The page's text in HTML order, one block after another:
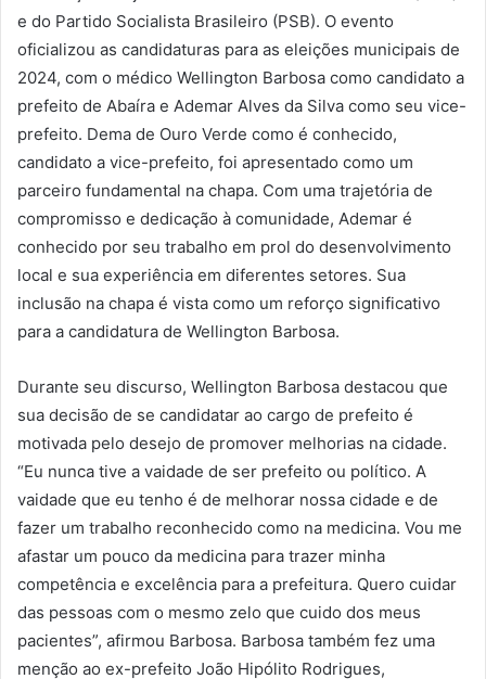
e do Partido Socialista Brasileiro (PSB). O evento
oficializou as candidaturas para as eleições municipais de
2024, com o médico Wellington Barbosa como candidato a
prefeito de Abaíra e Ademar Alves da Silva como seu vice-
prefeito. Dema de Ouro Verde como é conhecido,
candidato a vice-prefeito, foi apresentado como um
parceiro fundamental na chapa. Com uma trajetória de
compromisso e dedicação à comunidade, Ademar é
conhecido por seu trabalho em prol do desenvolvimento
local e sua experiência em diferentes setores. Sua
inclusão na chapa é vista como um reforço significativo
para a candidatura de Wellington Barbosa.
Durante seu discurso, Wellington Barbosa destacou que
sua decisão de se candidatar ao cargo de prefeito é
motivada pelo desejo de promover melhorias na cidade.
“Eu nunca tive a vaidade de ser prefeito ou político. A
vaidade que eu tenho é de melhorar nossa cidade e de
fazer um trabalho reconhecido como na medicina. Vou me
afastar um pouco da medicina para trazer minha
competência e excelência para a prefeitura. Quero cuidar
das pessoas com o mesmo zelo que cuido dos meus
pacientes”, afirmou Barbosa. Barbosa também fez uma
menção ao ex-prefeito João Hipólito Rodrigues,